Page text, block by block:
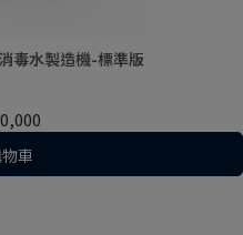
毒水製造機-標準版
車